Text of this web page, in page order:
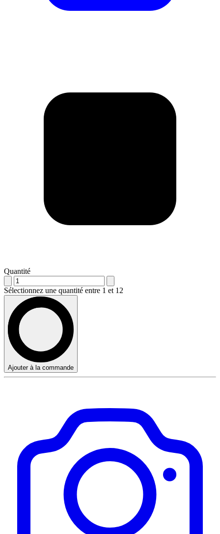
Quantité
Sélectionnez une quantité entre 1 et 12
Ajouter à la commande